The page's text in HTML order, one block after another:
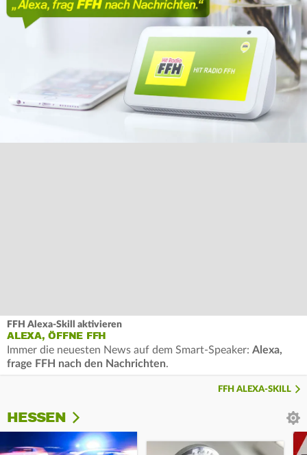
FFH Alexa-Skill aktivieren
ALEXA, ÖFFNE FFH
Immer die neuesten News auf dem Smart-Speaker: Alexa,
frage FFH nach den Nachrichten.
FFH ALEXA-SKILL
HESSEN